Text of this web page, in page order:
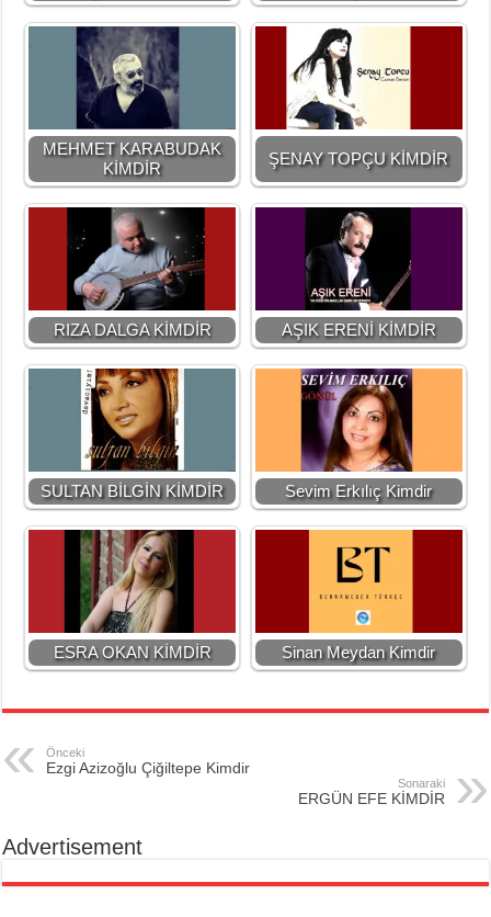
MEHMET KARABUDAK
KİMDİR
ŞENAY TOPÇU KİMDİR
RIZA DALGA KİMDİR AŞIK ERENİ KİMDİR
SULTAN BİLGİN KİMDİR Sevim Erkılıç Kimdir
ESRA OKAN KİMDİR Sinan Meydan Kimdir
Önceki
Ezgi Azizoğlu Çiğiltepe Kimdir
Sonaraki
ERGÜN EFE KİMDİR
Advertisement